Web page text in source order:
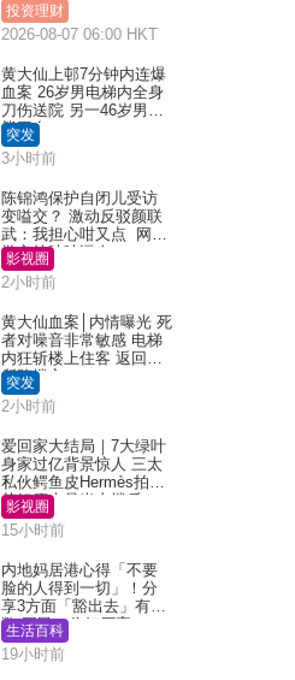
投资理财
2026-08-07 06:00 HKT
黄大仙上邨7分钟内连爆
血案 26岁男电梯内全身
刀伤送院 另一46岁男倒
毙平台
突发
3小时前
陈锦鸿保护自闭儿受访
变嗌交？ 激动反驳颜联
武：我担心咁又点 网民
批主持咄咄逼人
影视圈
2小时前
黄大仙血案│内情曝光 死
者对噪音非常敏感 电梯
内狂斩楼上住客 返回住
所堕楼亡
突发
2小时前
爱回家大结局｜7大绿叶
身家过亿背景惊人 三太
私伙鳄鱼皮Hermès拍剧
苏姐原来是半山楼后
影视圈
15小时前
内地妈居港心得「不要
脸的人得到一切」！分
享3方面「豁出去」有著
数 网民：你好厉害
生活百科
19小时前